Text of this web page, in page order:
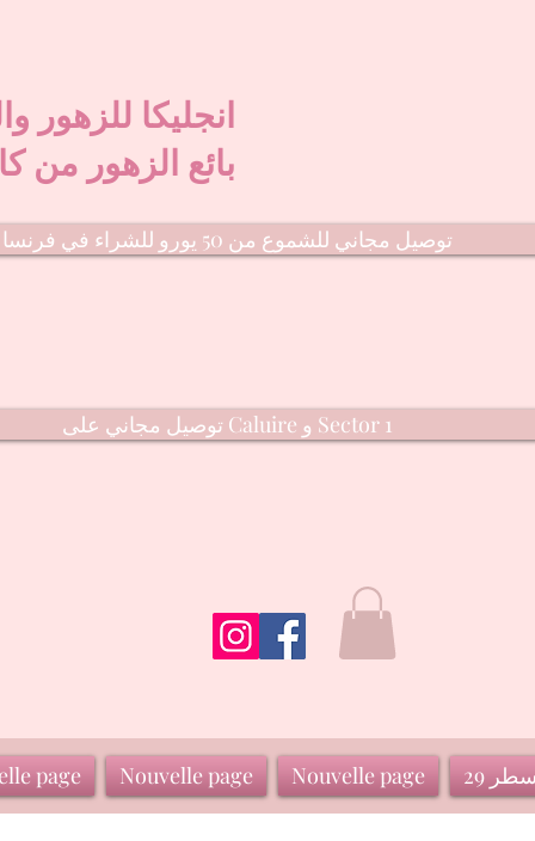
انجليكا للزهور
بائع الزهور من
توصيل مجاني للشموع من 50 يورو للشراء في فرنسا
توصيل مجاني على Caluire و Sector 1
page Nouvelle page Nouvelle page 29